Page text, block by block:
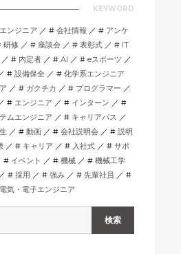
KEYWORD
ンジニア 会社情報
アンケ
研修 座談会 表彰式
IT
内定者 AI
eスポーツ
設備保全
化学系エンジニア
ガクチカ
プログラマー
エンジニア
インターン
ムエンジニア
キャリアパス
動画 会社説明会
説明
キャリア 入社式
サポ
イベント 機械
機械工学
採用 強み
先輩社員
電気・電子エンジニア